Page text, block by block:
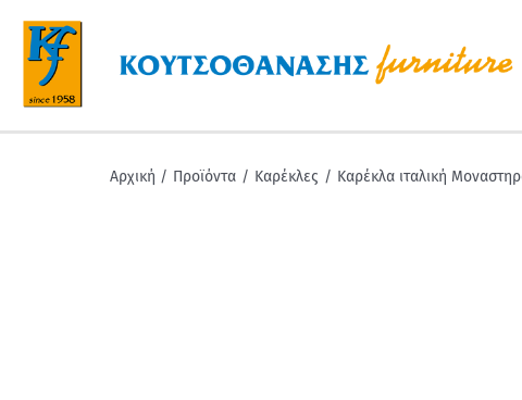
περιεχόμενο
Αρχική Προϊόντα Καρέκλες Καρέκλα ιταλική